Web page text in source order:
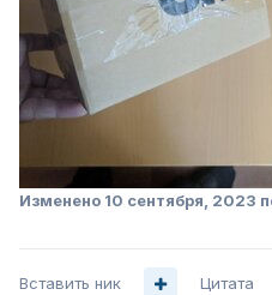
Изменено 10 сентября, 2023
Вставить ник Цитата